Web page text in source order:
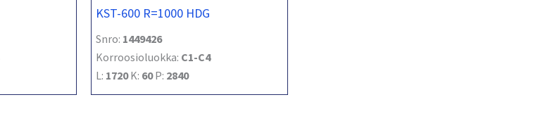
KST-600 R=1000 HDG
Snro: 1449426
Korroosioluokka: C1-C4
L: 1720K: 60P: 2840